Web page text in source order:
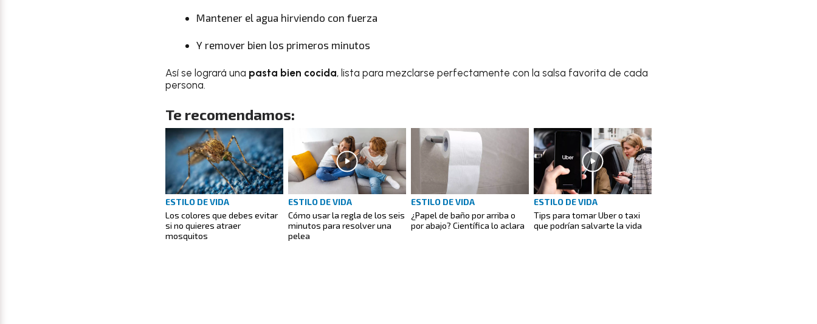
Mantener el agua hirviendo con fuerza
Y remover bien los primeros minutos
Así se logrará una pasta bien cocida, lista para mezclarse perfectamente con la salsa favorita de cada
persona.
Te recomendamos:
ESTILO DE VIDA
Los colores que debes evitar
si no quieres atraer
mosquitos
ESTILO DE VIDA
Cómo usar la regla de los seis
minutos para resolver una
pelea
ESTILO DE VIDA
¿Papel de baño por arriba o
por abajo? Científica lo aclara
ESTILO DE VIDA
Tips para tomar Uber o taxi
que podrían salvarte la vida